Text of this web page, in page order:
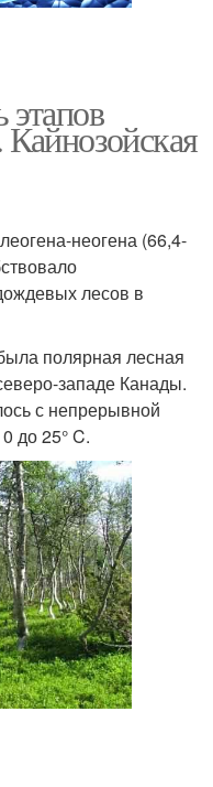
этапов
неогена (66,4-
лесов в
полярная лесная
западе Канады.
с непрерывной
до 25° C.